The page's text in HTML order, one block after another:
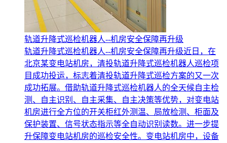
轨道升降式巡检机器人--机房安全保障再升级
轨道升降式巡检机器人--机房安全保障再升级近日，在
北京某变电站机房，清投轨道升降式巡检机器人巡检项
目成功投运，标志着清投轨道升降式巡检方案的又一次
成功拓展。借助轨道升降式巡检机器人的全天候自主检
测、自主识别、自主采集、自主决策等优势，对变电站
机房进行全方位的开关柜红外测温、局放检测、柜面及
保护装置、信号状态指示等全自动识别读数。进一步提
升保障变电站机房的巡检安全性。变电站机房中，设备